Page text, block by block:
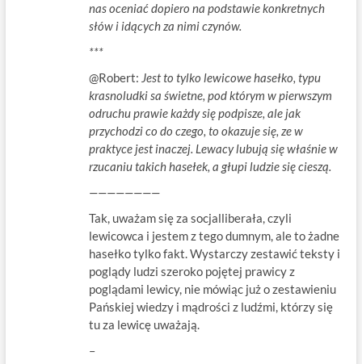
nas oceniać dopiero na podstawie konkretnych
słów i idących za nimi czynów.
***
@Robert: Jest to tylko lewicowe hasełko, typu
krasnoludki sa świetne, pod którym w pierwszym
odruchu prawie każdy się podpisze, ale jak
przychodzi co do czego, to okazuje się, ze w
praktyce jest inaczej. Lewacy lubują się właśnie w
rzucaniu takich hasełek, a głupi ludzie się cieszą.
————————
Tak, uważam się za socjalliberała, czyli
lewicowca i jestem z tego dumnym, ale to żadne
hasełko tylko fakt. Wystarczy zestawić teksty i
poglądy ludzi szeroko pojętej prawicy z
poglądami lewicy, nie mówiąc już o zestawieniu
Pańskiej wiedzy i mądrości z ludźmi, którzy się
tu za lewicę uważają.
–